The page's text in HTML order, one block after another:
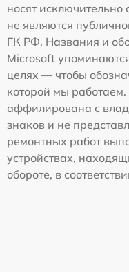
носят
не являются
ГК РФ. Названия и
Microsoft
целях — чтобы
которой мы
аффилирована с
знаков и не
ремонтных работ
устройствах,
обороте, в